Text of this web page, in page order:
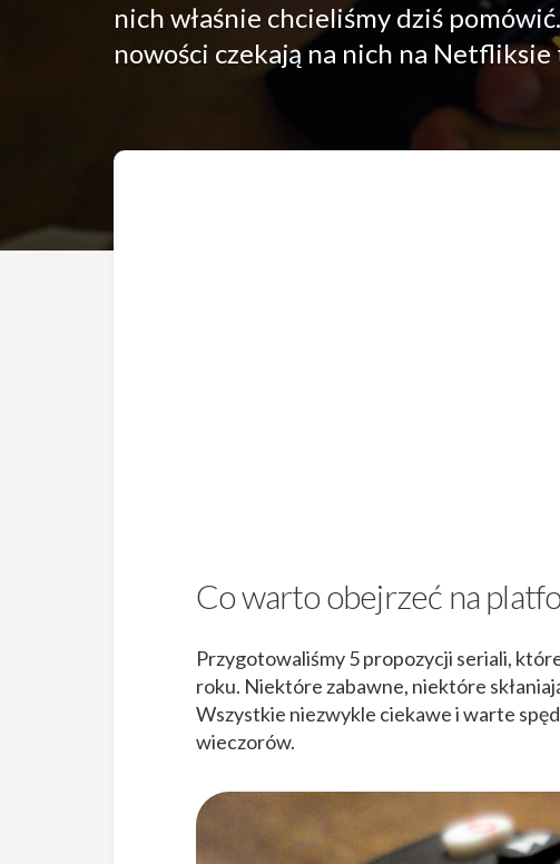
nich właśnie chcieliśmy dziś
nowości czekają na nich na
Co warto obejrzeć na
Przygotowaliśmy 5 propozycji seriali,
roku. Niektóre zabawne, niektóre
Wszystkie niezwykle ciekawe i warte
wieczorów.